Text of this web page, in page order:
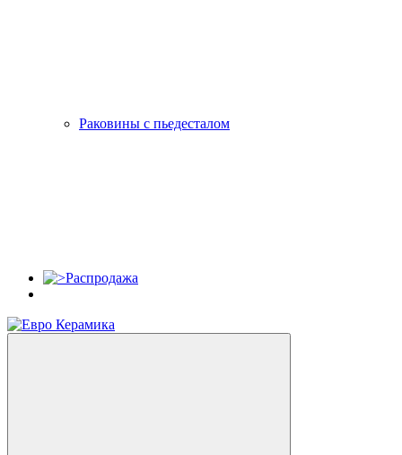
Раковины с пьедесталом
Распродажа